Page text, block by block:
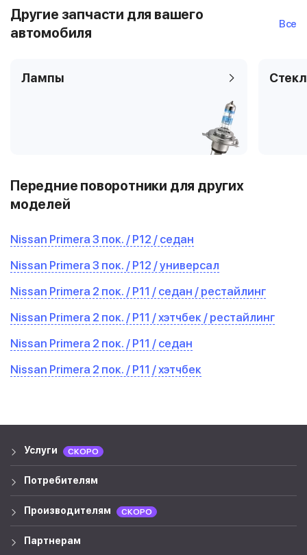
Другие запчасти для вашего
автомобиля
Все
Лампы
Передние поворотники для других
моделей
Nissan Primera 3 пок. / P12 / седан
Nissan Primera 3 пок. / P12 / универсал
Nissan Primera 2 пок. / P11 / седан / рестайлинг
Nissan Primera 2 пок. / P11 / хэтчбек / рестайлинг
Nissan Primera 2 пок. / P11 / седан
Nissan Primera 2 пок. / P11 / хэтчбек
Услуги СКОРО
Потребителям
Производителям СКОРО
Партнерам